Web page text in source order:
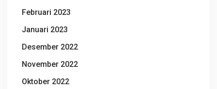
Februari 2023
Januari 2023
Desember 2022
November 2022
Oktober 2022